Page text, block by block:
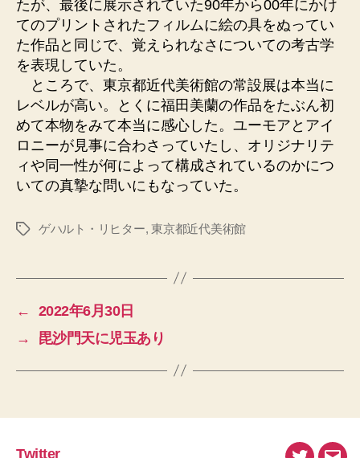
たが、最後に展示されていた90年から00年にかけ
てのプリントされたフィルムに絵の具をぬってい
た作品と同じで、覚えられなさについての考古学
を表現していた。
ところで、東京都近代美術館の常設展は本当に
レベルが高い。とくに福田美蘭の作品をたぶん初
めて本物をみて本当に感心した。ユーモアとアイ
ロニーが見事に合わさっていたし、オリジナリテ
ィや同一性が何によって構成されているのかにつ
いての真摯な問いにもなっていた。
タ
ゲハルト・リヒター,東京都近代美術館
←
2022年6月30日
→
毘沙門天に児玉あり
Twitter